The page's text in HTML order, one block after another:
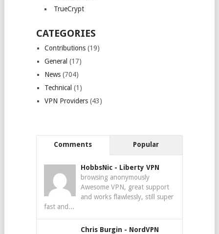
TrueCrypt
CATEGORIES
Contributions(19)
General (17)
News(704)
Technical (1)
VPN Providers(43)
Comments Popular
HobbsNic - Liberty VPN
browsing anonymously
Awesome VPN, great support
and works flawlessly, still super
fast and...
Chris Burgin - NordVPN